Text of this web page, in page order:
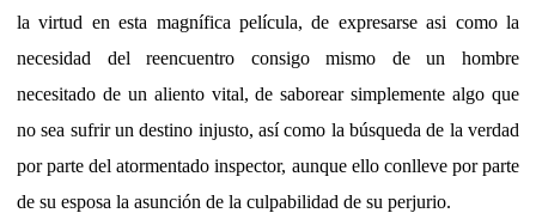
la virtud en esta magnífica película, de expresarse asi como la
necesidad del reencuentro consigo mismo de un hombre
necesitado de un aliento vital, de saborear simplemente algo que
no sea sufrir un destino injusto, así como la búsqueda de la verdad
por parte del atormentado inspector, aunque ello conlleve por parte
de su esposa la asunción de la culpabilidad de su perjurio.